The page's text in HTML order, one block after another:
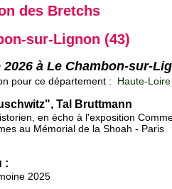
des Bretchs
sur-Lignon (43)
à Le Chambon-sur-
pour ce département : Haute-
Tal Bruttmann
en écho à l'exposition
au Mémorial de la Shoah - Paris
:
2025